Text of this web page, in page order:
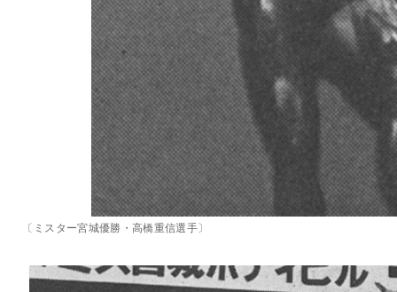
〔ミスター宮城優勝・高橋重信選手〕